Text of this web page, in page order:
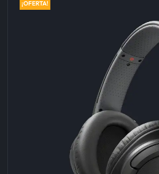
¡OFERTA!